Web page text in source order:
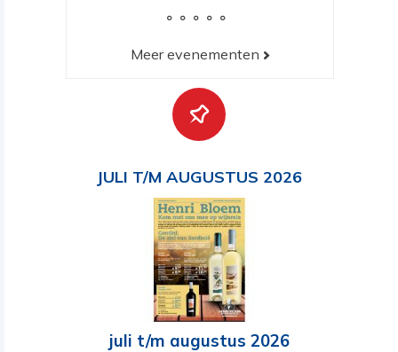
Meer evenementen
JULI T/M AUGUSTUS 2026
juli t/m augustus 2026